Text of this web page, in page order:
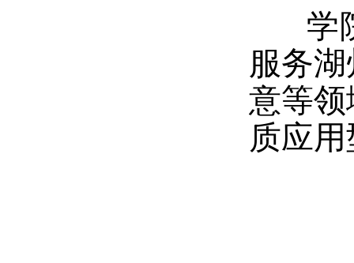
学院
服务
意等
质应